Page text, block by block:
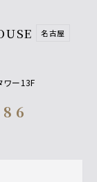
名古屋
ワー13F